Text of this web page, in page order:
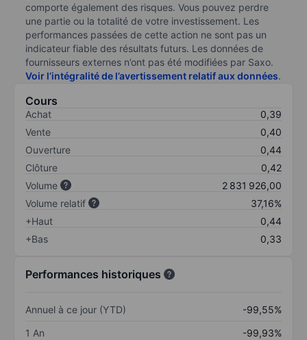
comporte également des risques. Vous pouvez perdre
une partie ou la totalité de votre investissement. Les
performances passées de cette action ne sont pas un
indicateur fiable des résultats futurs. Les données de
fournisseurs externes n’ont pas été modifiées par Saxo.
Voir l’intégralité de l’avertissement relatif aux données.
Cours
Achat
0,39
Vente
0,40
Ouverture
0,44
Clôture
0,42
Volume
2 831 926,00
Volume relatif
37,16%
+Haut
0,44
+Bas
0,33
Performances historiques
Annuel à ce jour (YTD)
-99,55%
1 An
-99,93%